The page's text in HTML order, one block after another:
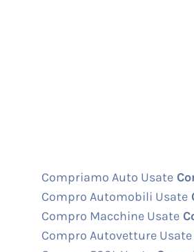
Compriamo Auto Usate
Compro Automobili Usate
Compro Macchine Usate
Compro Autovetture Usate